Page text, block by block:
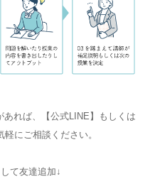
れば、【公式LINE】もしくは
軽にご相談ください。
て友達追加↓